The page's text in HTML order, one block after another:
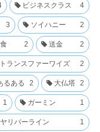
ビジネスクラス 4
3 ソイハニー 2
2 送金 2
トランスファーワイズ 2
るある 2 大仏塔 2
1 ガーミン 1
リバーライン 1